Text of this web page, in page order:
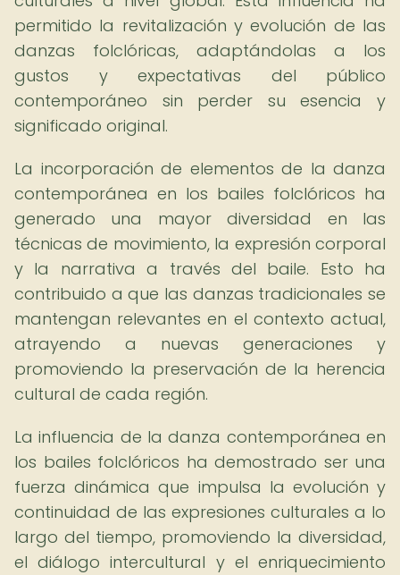
permitido la revitalización y evolución de las
danzas folclóricas, adaptándolas a los
gustos y expectativas del público
contemporáneo sin perder su esencia y
significado original.
La incorporación de elementos de la danza
contemporánea en los bailes folclóricos ha
generado una mayor diversidad en las
técnicas de movimiento, la expresión corporal
y la narrativa a través del baile. Esto ha
contribuido a que las danzas tradicionales se
mantengan relevantes en el contexto actual,
atrayendo a nuevas generaciones y
promoviendo la preservación de la herencia
cultural de cada región.
La influencia de la danza contemporánea en
los bailes folclóricos ha demostrado ser una
fuerza dinámica que impulsa la evolución y
continuidad de las expresiones culturales a lo
largo del tiempo, promoviendo la diversidad,
el diálogo intercultural y el enriquecimiento